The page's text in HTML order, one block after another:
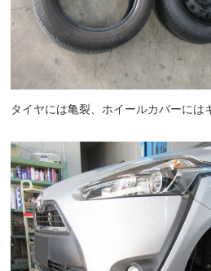
タイヤには亀裂、ホイールカバーには